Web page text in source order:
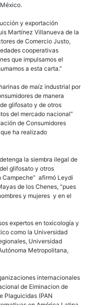
y exportación
Martínez Villanueva de la
de Comercio Justo,
cooperativas
que impulsamos el
a esta carta.”
de maíz industrial por
de manera
glifosato y de otros
del mercado nacional”
de Consumidores
ha realizado
la siembra ilegal de
glifosato y otros
Campeche” afirmó Leydi
de los Chenes, “pues
y mujeres y en el
expertos en toxicología y
como la Universidad
Universidad
Metropolitana,
internacionales
de Eiminacion de
Plaguicidas (PAN